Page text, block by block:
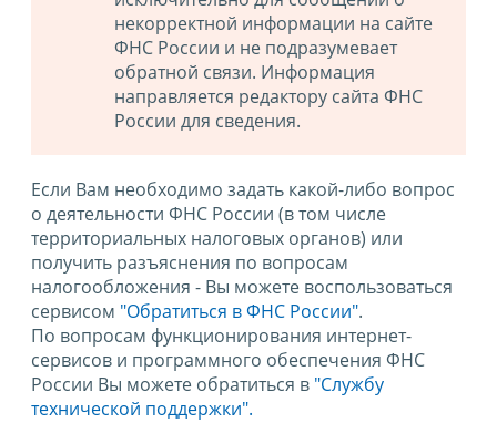
некорректной информации на сайте
ФНС России и не подразумевает
обратной связи. Информация
направляется редактору сайта ФНС
России для сведения.
Если Вам необходимо задать какой-либо вопрос
о деятельности ФНС России (в том числе
территориальных налоговых органов) или
получить разъяснения по вопросам
налогообложения - Вы можете воспользоваться
сервисом "Обратиться в ФНС России".
По вопросам функционирования интернет-
сервисов и программного обеспечения ФНС
России Вы можете обратиться в "Службу
технической поддержки".